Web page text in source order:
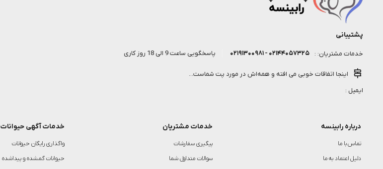
پشتیبانی
خدمات مشتریان: : ۰۲۱۴۴۰۵۷۳۲۵ - ۰۲۱۹۱۳۰۰۹۸۱ پاسخگویی ساعت 9 الی 18 روز کاری
اینجا اتفاقات خوبی می افته و همه‌اش در مورد پت شماست...
ایمیل :
درباره رابینسه
تماس با ما
دلیل اعتماد به ما
خدمات مشتریان
پیگیری سفارشات
سوالات متداول شما
خدمات آگهی حیوانات
واگذاری رایگان حیوانات
حیوانات گمشده و پیداشده